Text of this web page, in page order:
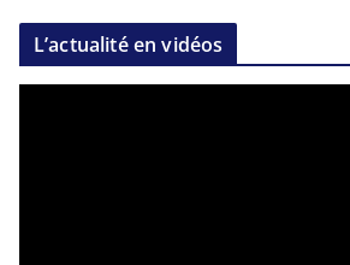
L’actualité en vidéos